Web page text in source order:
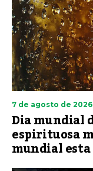
7 de agosto de 2026
Dia mundial
espirituosa
mundial